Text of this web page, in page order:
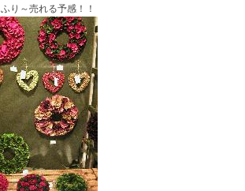
り～売れる予感！！